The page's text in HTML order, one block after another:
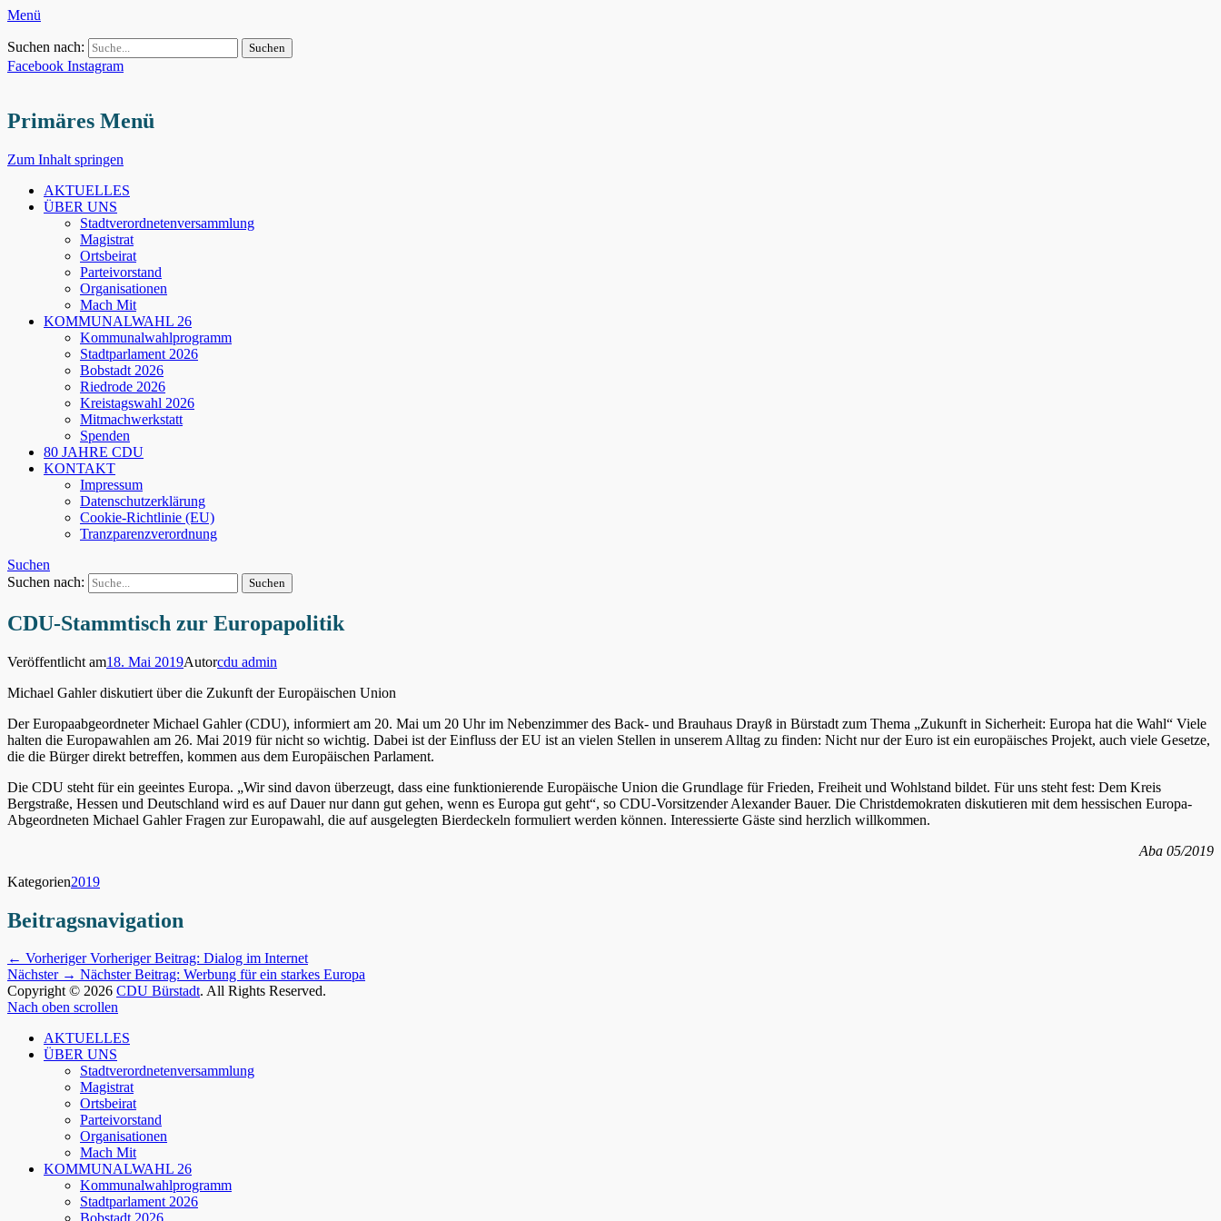
Menü
Suchen nach:
Facebook Instagram
Primäres Menü
Zum Inhalt springen
AKTUELLES
ÜBER UNS
Stadtverordnetenversammlung
Magistrat
Ortsbeirat
Parteivorstand
Organisationen
Mach Mit
KOMMUNALWAHL 26
Kommunalwahlprogramm
Stadtparlament 2026
Bobstadt 2026
Riedrode 2026
Kreistagswahl 2026
Mitmachwerkstatt
Spenden
80 JAHRE CDU
KONTAKT
Impressum
Datenschutzerklärung
Cookie-Richtlinie (EU)
Tranzparenzverordnung
Suchen
Suchen nach:
CDU-Stammtisch zur Europapolitik
Veröffentlicht am18. Mai 2019Autorcdu admin
Michael Gahler diskutiert über die Zukunft der Europäischen Union
Der Europaabgeordneter Michael Gahler (CDU), informiert am 20. Mai um 20 Uhr im Nebenzimmer des Back- und Brauhaus Drayß in Bürstadt zum Thema „Zukunft in Sicherheit: Europa hat die Wahl“ Viele
halten die Europawahlen am 26. Mai 2019 für nicht so wichtig. Dabei ist der Einfluss der EU ist an vielen Stellen in unserem Alltag zu finden: Nicht nur der Euro ist ein europäisches Projekt, auch viele Gesetze,
die die Bürger direkt betreffen, kommen aus dem Europäischen Parlament.
Die CDU steht für ein geeintes Europa. „Wir sind davon überzeugt, dass eine funktionierende Europäische Union die Grundlage für Frieden, Freiheit und Wohlstand bildet. Für uns steht fest: Dem Kreis
Bergstraße, Hessen und Deutschland wird es auf Dauer nur dann gut gehen, wenn es Europa gut geht“, so CDU-Vorsitzender Alexander Bauer. Die Christdemokraten diskutieren mit dem hessischen Europa-
Abgeordneten Michael Gahler Fragen zur Europawahl, die auf ausgelegten Bierdeckeln formuliert werden können. Interessierte Gäste sind herzlich willkommen.
Aba 05/2019
Kategorien2019
Beitragsnavigation
← Vorheriger Vorheriger Beitrag: Dialog im Internet
Nächster → Nächster Beitrag: Werbung für ein starkes Europa
Copyright © 2026 CDU Bürstadt. All Rights Reserved.
Nach oben scrollen
AKTUELLES
ÜBER UNS
Stadtverordnetenversammlung
Magistrat
Ortsbeirat
Parteivorstand
Organisationen
Mach Mit
KOMMUNALWAHL 26
Kommunalwahlprogramm
Stadtparlament 2026